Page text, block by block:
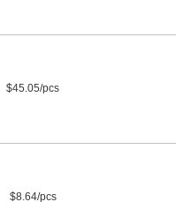
$45.05/pcs
$8.64/pcs